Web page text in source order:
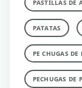
PASTILLAS DE
PATATAS
PE CHUGAS DE
PECHUGAS DE